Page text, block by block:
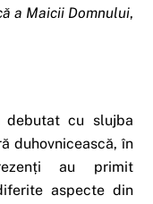
a Maicii Domnului,
debutat cu slujba
duhovnicească, în
au primit
aspecte din